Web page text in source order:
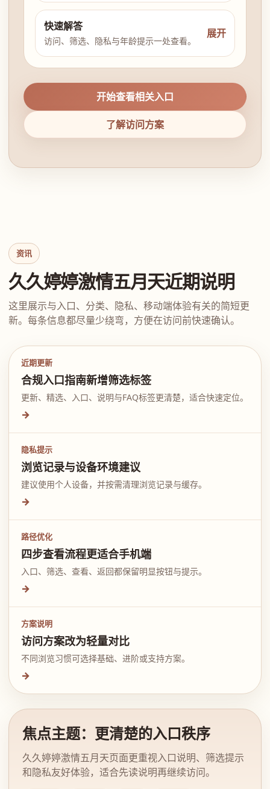
快速解答
访问、筛选、隐私与年龄提示一处查看。
展开
开始查看相关入口
了解访问方案
资讯
久久婷婷激情五月天近期说明
这里展示与入口、分类、隐私、移动端体验有关的简短更
新。每条信息都尽量少绕弯，方便在访问前快速确认。
近期更新
合规入口指南新增筛选标签
更新、精选、入口、说明与FAQ标签更清楚，适合快速定位。
→
隐私提示
浏览记录与设备环境建议
建议使用个人设备，并按需清理浏览记录与缓存。
→
路径优化
四步查看流程更适合手机端
入口、筛选、查看、返回都保留明显按钮与提示。
→
方案说明
访问方案改为轻量对比
不同浏览习惯可选择基础、进阶或支持方案。
→
焦点主题：更清楚的入口秩序
久久婷婷激情五月天页面更重视入口说明、筛选提示
和隐私友好体验，适合先读说明再继续访问。